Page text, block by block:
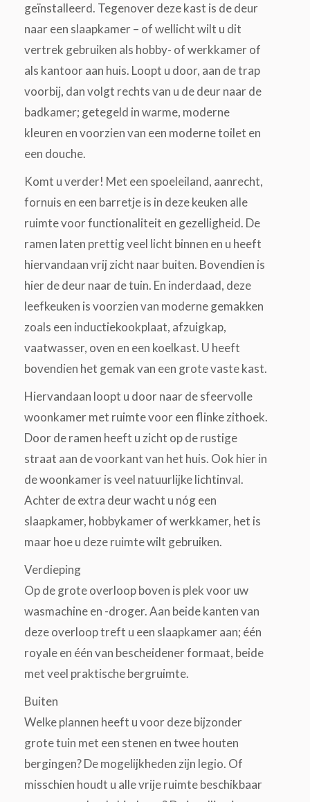
geïnstalleerd. Tegenover deze kast is de deur
naar een slaapkamer – of wellicht wilt u dit
vertrek gebruiken als hobby- of werkkamer of
als kantoor aan huis. Loopt u door, aan de trap
voorbij, dan volgt rechts van u de deur naar de
badkamer; getegeld in warme, moderne
kleuren en voorzien van een moderne toilet en
een douche.
Komt u verder! Met een spoeleiland, aanrecht,
fornuis en een barretje is in deze keuken alle
ruimte voor functionaliteit en gezelligheid. De
ramen laten prettig veel licht binnen en u heeft
hiervandaan vrij zicht naar buiten. Bovendien is
hier de deur naar de tuin. En inderdaad, deze
leefkeuken is voorzien van moderne gemakken
zoals een inductiekookplaat, afzuigkap,
vaatwasser, oven en een koelkast. U heeft
bovendien het gemak van een grote vaste kast.
Hiervandaan loopt u door naar de sfeervolle
woonkamer met ruimte voor een flinke zithoek.
Door de ramen heeft u zicht op de rustige
straat aan de voorkant van het huis. Ook hier in
de woonkamer is veel natuurlijke lichtinval.
Achter de extra deur wacht u nóg een
slaapkamer, hobbykamer of werkkamer, het is
maar hoe u deze ruimte wilt gebruiken.
Verdieping
Op de grote overloop boven is plek voor uw
wasmachine en -droger. Aan beide kanten van
deze overloop treft u een slaapkamer aan; één
royale en één van bescheidener formaat, beide
met veel praktische bergruimte.
Buiten
Welke plannen heeft u voor deze bijzonder
grote tuin met een stenen en twee houten
bergingen? De mogelijkheden zijn legio. Of
misschien houdt u alle vrije ruimte beschikbaar